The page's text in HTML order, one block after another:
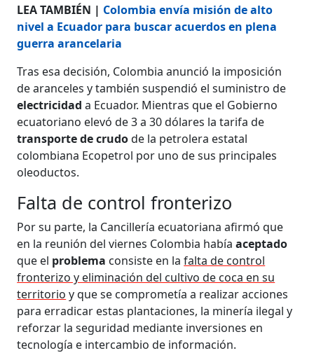
LEA TAMBIÉN | Colombia envía misión de alto
nivel a Ecuador para buscar acuerdos en plena
guerra arancelaria
Tras esa decisión, Colombia anunció la imposición
de aranceles y también suspendió el suministro de
electricidad a Ecuador. Mientras que el Gobierno
ecuatoriano elevó de 3 a 30 dólares la tarifa de
transporte de crudode la petrolera estatal
colombiana Ecopetrol por uno de sus principales
oleoductos.
Falta de control fronterizo
Por su parte, la Cancillería ecuatoriana afirmó que
en la reunión del viernes Colombia habíaaceptado
que el problema consiste en lafalta de control
fronterizo y eliminación del cultivo de coca en su
territorio y que se comprometía a realizar acciones
para erradicar estas plantaciones, la minería ilegal y
reforzar la seguridad mediante inversiones en
tecnología e intercambio de información.